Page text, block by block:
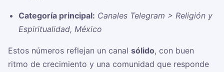
Categoría principal: Canales Telegram > Religión y
Espiritualidad, México
Estos números reflejan un canal sólido, con buen
ritmo de crecimiento y una comunidad que responde